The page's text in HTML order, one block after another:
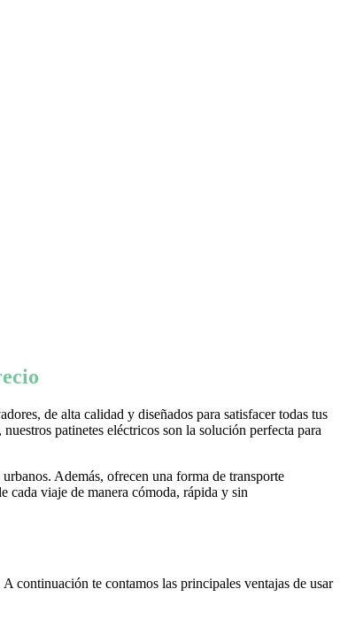
de alta calidad y diseñados para satisfacer todas tus
patinetes eléctricos son la solución perfecta para
Además, ofrecen una forma de transporte
cada viaje de manera cómoda, rápida y sin
continuación te contamos las principales ventajas de usar